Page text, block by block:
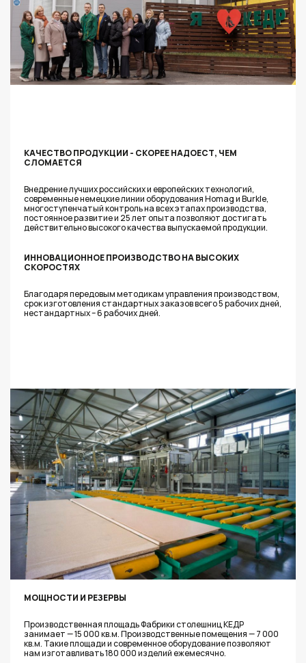
КАЧЕСТВО ПРОДУКЦИИ - СКОРЕЕ НАДОЕСТ, ЧЕМ
СЛОМАЕТСЯ
Внедрение лучших российских и европейских технологий,
современные немецкие линии оборудования Homag и Burkle,
многоступенчатый контроль на всех этапах производства,
постоянное развитие и 25 лет опыта позволяют достигать
действительно высокого качества выпускаемой продукции.
ИННОВАЦИОННОЕ ПРОИЗВОДСТВО НА ВЫСОКИХ
СКОРОСТЯХ
Благодаря передовым методикам управления производством,
срок изготовления стандартных заказов всего 5 рабочих дней,
нестандартных – 6 рабочих дней.
МОЩНОСТИ И РЕЗЕРВЫ
Производственная площадь Фабрики столешниц КЕДР
занимает — 15 000 кв.м. Производственные помещения — 7 000
кв.м. Такие площади и современное оборудование позволяют
нам изготавливать 180 000 изделий ежемесячно.